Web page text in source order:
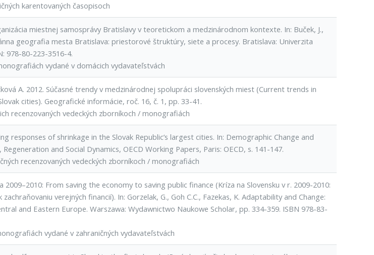
karentovaných časopisoch
miestnej samosprávy Bratislavy v teoretickom a medzinárodnom kontexte. In: Buček, J.,
geografia mesta Bratislava: priestorové štruktúry, siete a procesy. Bratislava: Univerzita
978-80-223-3516-4.
vydané v domácich vydavateľstvách
A. 2012. Súčasné trendy v medzinárodnej spolupráci slovenských miest (Current trends in
cities). Geografické informácie, roč. 16, č. 1, pp. 33-41.
recenzovaných vedeckých zborníkoch / monografiách
responses of shrinkage in the Slovak Republic’s largest cities. In: Demographic Change and
and Social Dynamics, OECD Working Papers, Paris: OECD, s. 141-147.
recenzovaných vedeckých zborníkoch / monografiách
2009–2010: From saving the economy to saving public finance (Kríza na Slovensku v r. 2009-2010:
verejných financií). In: Gorzelak, G., Goh C.C., Fazekas, K. Adaptability and Change:
and Eastern Europe. Warszawa: Wydawnictwo Naukowe Scholar, pp. 334-359. ISBN 978-83-
vydané v zahraničných vydavateľstvách